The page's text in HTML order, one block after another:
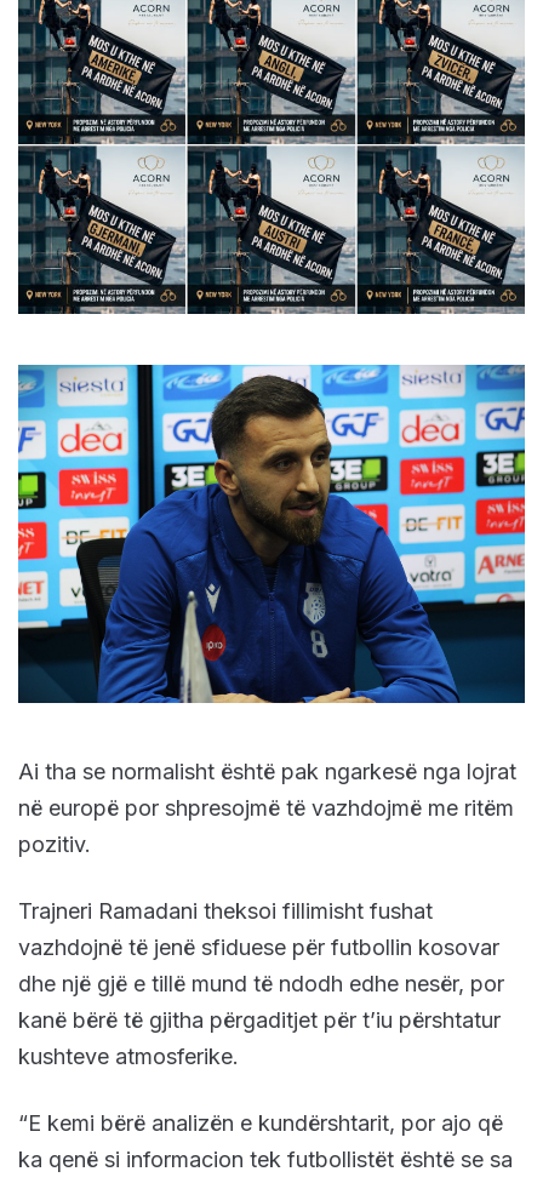
Ai tha se normalisht është pak ngarkesë nga lojrat
në europë por shpresojmë të vazhdojmë me ritëm
pozitiv.
Trajneri Ramadani theksoi fillimisht fushat
vazhdojnë të jenë sfiduese për futbollin kosovar
dhe një gjë e tillë mund të ndodh edhe nesër, por
kanë bërë të gjitha përgaditjet për t’iu përshtatur
kushteve atmosferike.
“E kemi bërë analizën e kundërshtarit, por ajo që
ka qenë si informacion tek futbollistët është se sa